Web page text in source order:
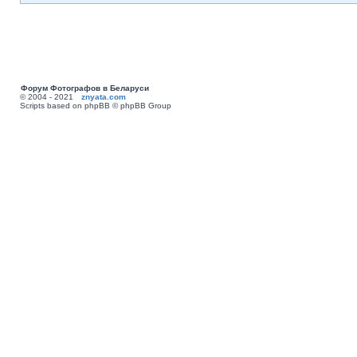
Форум Фотографов в Беларуси
© 2004 - 2021 znyata.com
Scripts based on phpBB © phpBB Group